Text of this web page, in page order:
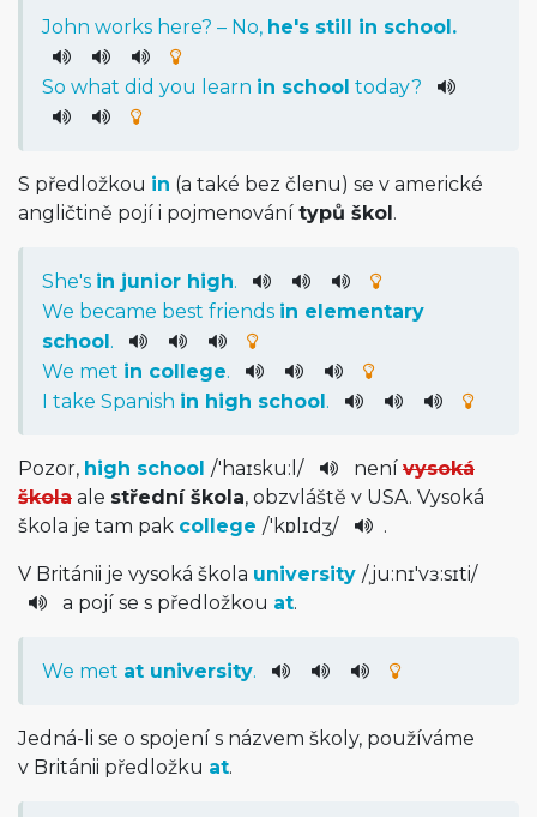
John works here? – No, he's still in school.
So what did you learn in school today?
S předložkou in (a také bez členu) se v americké
angličtině pojí i pojmenování typů škol.
She's in junior high.
We became best friends in elementary
school.
We met in college.
I take Spanish in high school.
Pozor, high school /'haɪsku:l­ / není vysoká
škola ale střední škola, obzvláště v USA. Vysoká
škola je tam pak college /'kɒlɪdʒ/ .
V Británii je vysoká škola university /ˌju:nɪ'vɜ­:sɪti/
a pojí se s předložkou at.
We met at university.
Jedná-li se o spojení s názvem školy, používáme
v Británii předložku at.